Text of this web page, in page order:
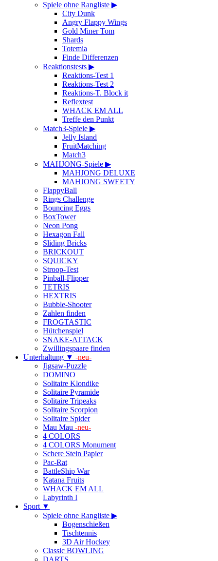
Spiele ohne Rangliste ▶
City Dunk
Angry Flappy Wings
Gold Miner Tom
Shards
Totemia
Finde Differenzen
Reaktionstests ▶
Reaktions-Test 1
Reaktions-Test 2
Reaktions-T. Block it
Reflextest
WHACK EM ALL
Treffe den Punkt
Match3-Spiele ▶
Jelly Island
FruitMatching
Match3
MAHJONG-Spiele ▶
MAHJONG DELUXE
MAHJONG SWEETY
FlappyBall
Rings Challenge
Bouncing Eggs
BoxTower
Neon Pong
Hexagon Fall
Sliding Bricks
BRICKOUT
SQUICKY
Stroop-Test
Pinball-Flipper
TETRIS
HEXTRIS
Bubble-Shooter
Zahlen finden
FROGTASTIC
Hütchenspiel
SNAKE-ATTACK
Zwillingspaare finden
Unterhaltung ▼ -neu-
Jigsaw-Puzzle
DOMINO
Solitaire Klondike
Solitaire Pyramide
Solitaire Tripeaks
Solitaire Scorpion
Solitaire Spider
Mau Mau -neu-
4 COLORS
4 COLORS Monument
Schere Stein Papier
Pac-Rat
BattleShip War
Katana Fruits
WHACK EM ALL
Labyrinth I
Sport ▼
Spiele ohne Rangliste ▶
Bogenschießen
Tischtennis
3D Air Hockey
Classic BOWLING
DARTS